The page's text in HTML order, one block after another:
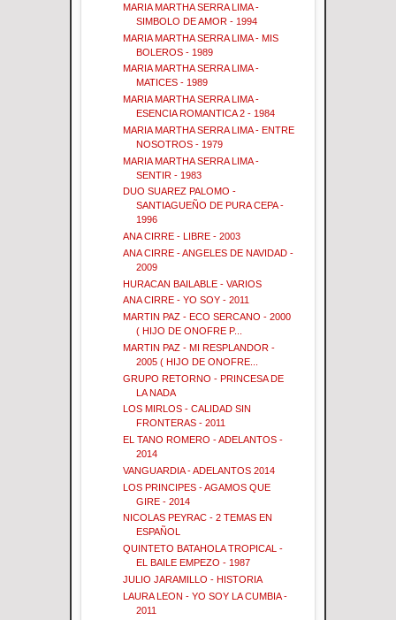
MARIA MARTHA SERRA LIMA -
SIMBOLO DE AMOR - 1994
MARIA MARTHA SERRA LIMA - MIS
BOLEROS - 1989
MARIA MARTHA SERRA LIMA -
MATICES - 1989
MARIA MARTHA SERRA LIMA -
ESENCIA ROMANTICA 2 - 1984
MARIA MARTHA SERRA LIMA - ENTRE
NOSOTROS - 1979
MARIA MARTHA SERRA LIMA -
SENTIR - 1983
DUO SUAREZ PALOMO -
SANTIAGUEÑO DE PURA CEPA -
1996
ANA CIRRE - LIBRE - 2003
ANA CIRRE - ANGELES DE NAVIDAD -
2009
HURACAN BAILABLE - VARIOS
ANA CIRRE - YO SOY - 2011
MARTIN PAZ - ECO SERCANO - 2000
( HIJO DE ONOFRE P...
MARTIN PAZ - MI RESPLANDOR -
2005 ( HIJO DE ONOFRE...
GRUPO RETORNO - PRINCESA DE
LA NADA
LOS MIRLOS - CALIDAD SIN
FRONTERAS - 2011
EL TANO ROMERO - ADELANTOS -
2014
VANGUARDIA - ADELANTOS 2014
LOS PRINCIPES - AGAMOS QUE
GIRE - 2014
NICOLAS PEYRAC - 2 TEMAS EN
ESPAÑOL
QUINTETO BATAHOLA TROPICAL -
EL BAILE EMPEZO - 1987
JULIO JARAMILLO - HISTORIA
LAURA LEON - YO SOY LA CUMBIA -
2011